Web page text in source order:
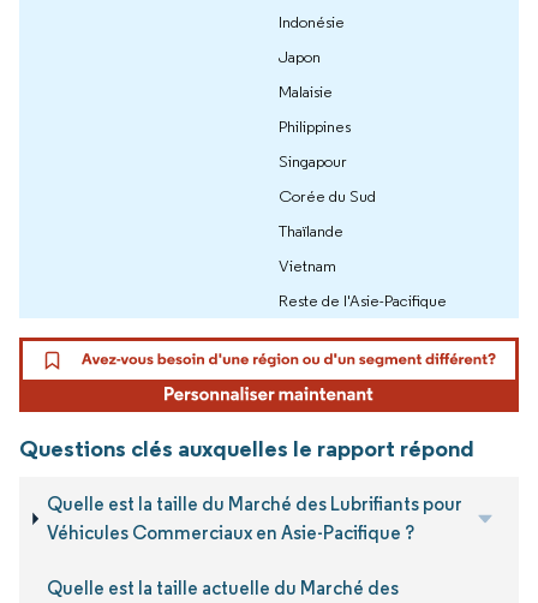
Indonésie
Japon
Malaisie
Philippines
Singapour
Corée du Sud
Thaïlande
Vietnam
Reste de l'Asie-Pacifique
Questions clés auxquelles le rapport répond
Quelle est la taille du Marché des Lubrifiants pour
Véhicules Commerciaux en Asie-Pacifique ?
Quelle est la taille actuelle du Marché des